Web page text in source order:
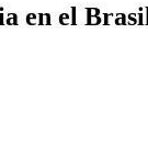
en el